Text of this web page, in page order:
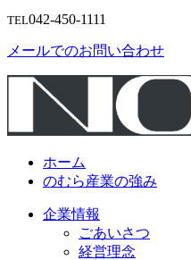
TEL042-450-1111
メールでのお問い合わせ
ホーム
のむら産業の強み
企業情報
ごあいさつ
経営理念